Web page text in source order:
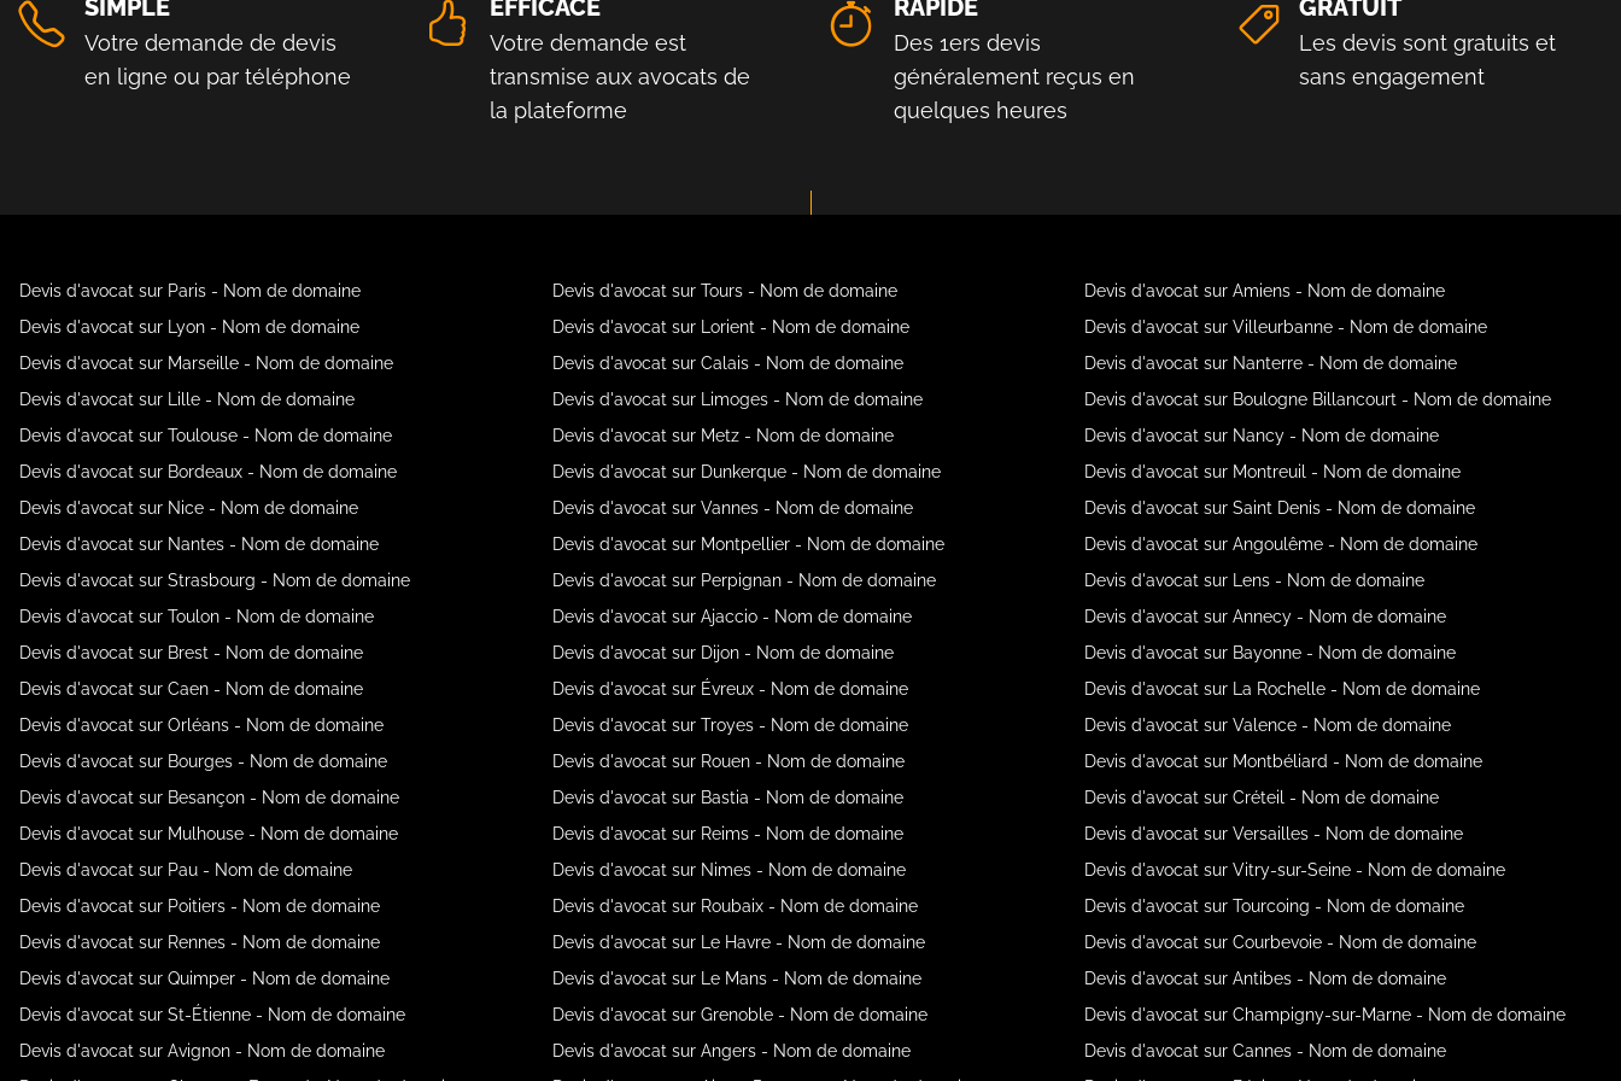
SIMPLE
Votre demande de devis
en ligne ou par téléphone
EFFICACE
Votre demande est
transmise aux avocats de
la plateforme
RAPIDE
Des 1ers devis
généralement reçus en
quelques heures
GRATUIT
Les devis sont gratuits et
sans engagement
Devis d'avocat sur Paris - Nom de domaine
Devis d'avocat sur Lyon - Nom de domaine
Devis d'avocat sur Marseille - Nom de domaine
Devis d'avocat sur Lille - Nom de domaine
Devis d'avocat sur Toulouse - Nom de domaine
Devis d'avocat sur Bordeaux - Nom de domaine
Devis d'avocat sur Nice - Nom de domaine
Devis d'avocat sur Nantes - Nom de domaine
Devis d'avocat sur Strasbourg - Nom de domaine
Devis d'avocat sur Toulon - Nom de domaine
Devis d'avocat sur Brest - Nom de domaine
Devis d'avocat sur Caen - Nom de domaine
Devis d'avocat sur Orléans - Nom de domaine
Devis d'avocat sur Bourges - Nom de domaine
Devis d'avocat sur Besançon - Nom de domaine
Devis d'avocat sur Mulhouse - Nom de domaine
Devis d'avocat sur Pau - Nom de domaine
Devis d'avocat sur Poitiers - Nom de domaine
Devis d'avocat sur Rennes - Nom de domaine
Devis d'avocat sur Quimper - Nom de domaine
Devis d'avocat sur St-Étienne - Nom de domaine
Devis d'avocat sur Avignon - Nom de domaine
Devis d'avocat sur Tours - Nom de domaine
Devis d'avocat sur Lorient - Nom de domaine
Devis d'avocat sur Calais - Nom de domaine
Devis d'avocat sur Limoges - Nom de domaine
Devis d'avocat sur Metz - Nom de domaine
Devis d'avocat sur Dunkerque - Nom de domaine
Devis d'avocat sur Vannes - Nom de domaine
Devis d'avocat sur Montpellier - Nom de domaine
Devis d'avocat sur Perpignan - Nom de domaine
Devis d'avocat sur Ajaccio - Nom de domaine
Devis d'avocat sur Dijon - Nom de domaine
Devis d'avocat sur Évreux - Nom de domaine
Devis d'avocat sur Troyes - Nom de domaine
Devis d'avocat sur Rouen - Nom de domaine
Devis d'avocat sur Bastia - Nom de domaine
Devis d'avocat sur Reims - Nom de domaine
Devis d'avocat sur Nimes - Nom de domaine
Devis d'avocat sur Roubaix - Nom de domaine
Devis d'avocat sur Le Havre - Nom de domaine
Devis d'avocat sur Le Mans - Nom de domaine
Devis d'avocat sur Grenoble - Nom de domaine
Devis d'avocat sur Angers - Nom de domaine
Devis d'avocat sur Amiens - Nom de domaine
Devis d'avocat sur Villeurbanne - Nom de domaine
Devis d'avocat sur Nanterre - Nom de domaine
Devis d'avocat sur Boulogne Billancourt - Nom de domaine
Devis d'avocat sur Nancy - Nom de domaine
Devis d'avocat sur Montreuil - Nom de domaine
Devis d'avocat sur Saint Denis - Nom de domaine
Devis d'avocat sur Angoulême - Nom de domaine
Devis d'avocat sur Lens - Nom de domaine
Devis d'avocat sur Annecy - Nom de domaine
Devis d'avocat sur Bayonne - Nom de domaine
Devis d'avocat sur La Rochelle - Nom de domaine
Devis d'avocat sur Valence - Nom de domaine
Devis d'avocat sur Montbéliard - Nom de domaine
Devis d'avocat sur Créteil - Nom de domaine
Devis d'avocat sur Versailles - Nom de domaine
Devis d'avocat sur Vitry-sur-Seine - Nom de domaine
Devis d'avocat sur Tourcoing - Nom de domaine
Devis d'avocat sur Courbevoie - Nom de domaine
Devis d'avocat sur Antibes - Nom de domaine
Devis d'avocat sur Champigny-sur-Marne - Nom de domaine
Devis d'avocat sur Cannes - Nom de domaine